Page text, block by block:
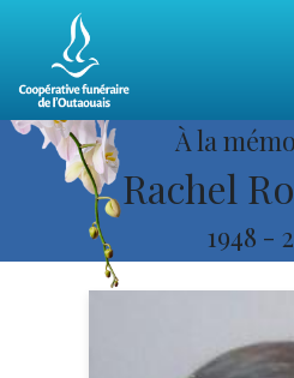
À la
Rachel
1948 -